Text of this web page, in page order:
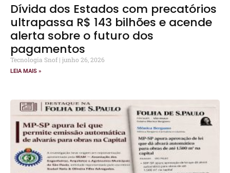
Dívida dos Estados com precatórios
ultrapassa R$ 143 bilhões e acende
alerta sobre o futuro dos
pagamentos
Tecnologia Snof junho 26, 2026
LEIA MAIS »